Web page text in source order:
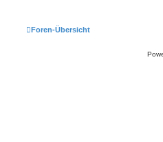
Foren-Übersicht